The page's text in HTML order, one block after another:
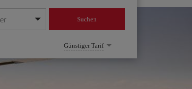
Jahr ein
Suchen
Günstiger Tarif